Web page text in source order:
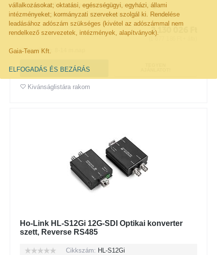
vállalkozásokat; oktatási, egészségügyi, egyházi, állami
intézményeket; kormányzati szerveket szolgál ki. Rendelése
leadásához adószám szükséges (kivétel az adószámmal nem
rendelkező szervezetek, intézmények, alapítványok).
Gaia-Team Kft.
ELFOGADÁS ÉS BEZÁRÁS
Automatikuscable equalizationésreclocking
Optikai interfész: LC, SM, simplex, 20 km hatótáv
2 130 026
Elérhetőség:
KOSÁRBA!
Kivánságlistára rakom
Ho-Link HL-S12Gi 12G-SDI Optikai konverter
szett, Reverse RS485
Cikkszám: HL-S12Gi